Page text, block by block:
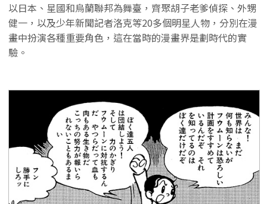
以日本、星國和烏蘭聯邦為舞臺，齊聚胡子老爹偵探、外甥
健一，以及少年新聞記者洛克等20多個明星人物，分別在漫
畫中扮演各種重要角色，這在當時的漫畫界是劃時代的實
驗。